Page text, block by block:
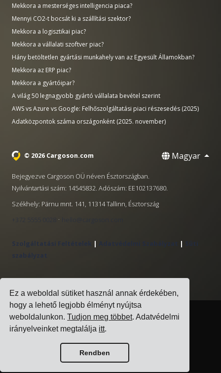
Ez a weboldal sütiket használ annak érdekében,
hogy a lehető legjobb élményt nyújtsa
weboldalunkon.Tudjon meg többet. Adatvédelmi
irányelveinket megtalálja itt.
Rendben
Mekkora a mesterséges intelligencia piaca?
Mennyi CO2-t bocsát ki a szállítási szektor?
Mekkora a logisztikai piac?
Mekkora a vállalati szoftver piac?
Hány betöltetlen gyártási munkahely van az Egyesült Államokban?
Mekkora az ERP piac?
Mekkora a gyártóipar?
A világ 50 legnagyobb gyártó vállalata bevétel szerint
AWS vs Azure vs Google: Felhőszolgáltatási piaci részesedés (2025)
Adatközpontok száma országonként (2025. november)
© 2026 Cargoson.com Magyar
Bejegyezve Cargoson OÜ néven Észtországban.
Nyilvántartási szám: 14545832. Adószám: EE102137680.
Székhely: Pärnu mnt. 141, 11314 Tallinn, Észtország
+372 5555 0028
·
| Adatvédelmi Szabályzat | Süti